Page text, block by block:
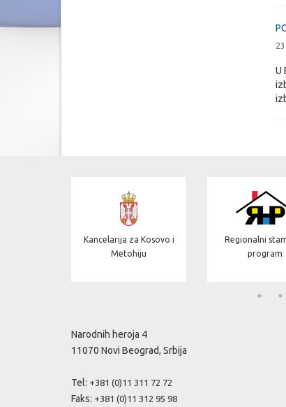
U
Kancelarija za Kosovo i
Metohiju
Regionalni
program
Narodnih heroja 4
11070 Novi Beograd, Srbija
Tel: +381 (0)11 311 72 72
Faks: +381 (0)11 312 95 98